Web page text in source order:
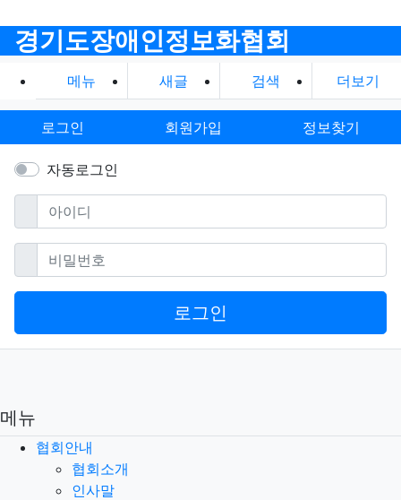
경기도장애인정보화협회
메뉴 새글 검색 더보기
로그인 회원가입 정보찾기
자동로그인
아이디필수
비밀번호필수
로그인
메뉴
협회안내
협회소개
인사말